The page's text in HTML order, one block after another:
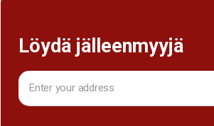
Löydä jälleenmyyjä